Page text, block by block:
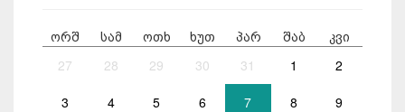
ორშ სამ ოთხ ხუთ პარ შაბ კვი
27 28 29 30 31 1 2
3 4 5 6 7 8 9